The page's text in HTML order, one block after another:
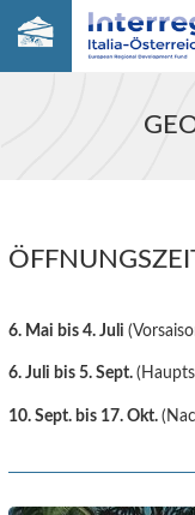
6. Mai bis 4. Juli
6. Juli bis 5. Sept.
10. Sept. bis 17. Okt.